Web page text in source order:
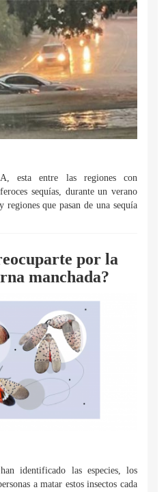
esta entre las regiones con
sequías, durante un verano
que pasan de una sequía
por la
manchada?
identificado las especies, los
a matar estos insectos cada